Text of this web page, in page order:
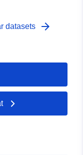
datasets arrow_forward